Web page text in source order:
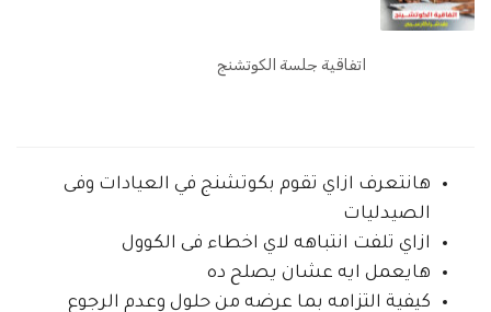
اتفاقية جلسة الكوتشنج
هانتعرف ازاي تقوم بكوتشنج في العيادات وفى
الصيدليات
ازاي تلفت انتباهه لاي اخطاء فى الكوول
هايعمل ايه عشان يصلح ده
كيفية التزامه بما عرضه من حلول وعدم الرجوع